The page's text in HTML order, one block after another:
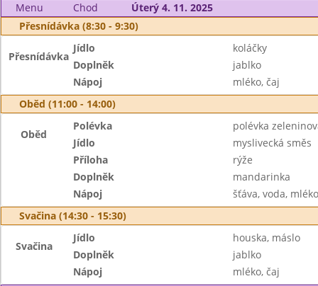
Menu
Chod
Úterý 4. 11. 2025
Přesnídávka (8:30 - 9:30)
Přesnídávka
Jídlo
koláčky
Doplněk
jablko
Nápoj
mléko, čaj
Oběd (11:00 - 14:00)
Oběd
Polévka
polévka
Jídlo
myslivecká směs
Příloha
rýže
Doplněk
mandarinka
Nápoj
šťáva, voda, mléko
Svačina (14:30 - 15:30)
Svačina
Jídlo
houska, máslo
Doplněk
jablko
Nápoj
mléko, čaj